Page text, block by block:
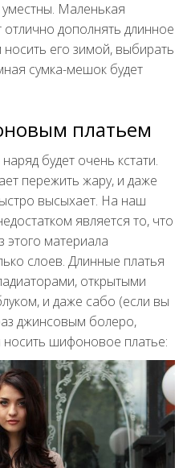
Маленькая
дополнять длинное
его зимой, выбирать
сумка-мешок будет
платьем
будет очень кстати.
пережить жару, и даже
высыхает. На наш
является то, что
этого материала
слоев. Длинные платья
открытыми
и даже сабо (если вы
джинсовым болеро,
шифоновое платье: